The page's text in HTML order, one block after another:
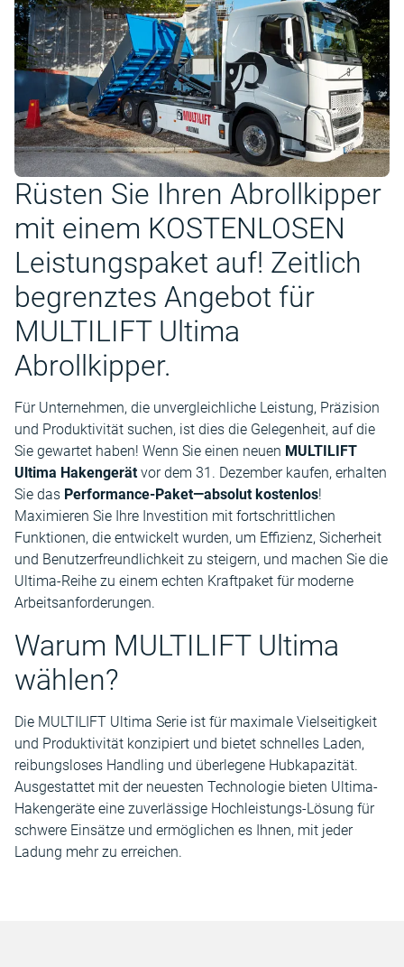
Rüsten Sie Ihren Abrollkipper
mit einem KOSTENLOSEN
Leistungspaket auf! Zeitlich
begrenztes Angebot für
MULTILIFT Ultima
Abrollkipper.
Für Unternehmen, die unvergleichliche Leistung, Präzision
und Produktivität suchen, ist dies die Gelegenheit, auf die
Sie gewartet haben! Wenn Sie einen neuen MULTILIFT
Ultima Hakengerätvor dem 31. Dezember kaufen, erhalten
Sie das Performance-Paket—absolut kostenlos!
Maximieren Sie Ihre Investition mit fortschrittlichen
Funktionen, die entwickelt wurden, um Effizienz, Sicherheit
und Benutzerfreundlichkeit zu steigern, und machen Sie die
Ultima-Reihe zu einem echten Kraftpaket für moderne
Arbeitsanforderungen.
Warum MULTILIFT Ultima
wählen?
Die MULTILIFT Ultima Serie ist für maximale Vielseitigkeit
und Produktivität konzipiert und bietet schnelles Laden,
reibungsloses Handling und überlegene Hubkapazität.
Ausgestattet mit der neuesten Technologie bieten Ultima-
Hakengeräte eine zuverlässige Hochleistungs-Lösung für
schwere Einsätze und ermöglichen es Ihnen, mit jeder
Ladung mehr zu erreichen.